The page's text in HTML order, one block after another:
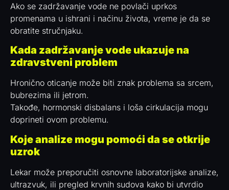
Ako se zadržavanje vode ne povlači uprkos
promenama u ishrani i načinu života, vreme je da se
obratite stručnjaku.
Kada zadržavanje vode ukazuje na
zdravstveni problem
Hronično oticanje može biti znak problema sa srcem,
bubrezima ili jetrom.
Takođe, hormonski disbalans i loša cirkulacija mogu
doprineti ovom problemu.
Koje analize mogu pomoći da se otkrije
uzrok
Lekar može preporučiti osnovne laboratorijske analize,
ultrazvuk, ili pregled krvnih sudova kako bi utvrdio